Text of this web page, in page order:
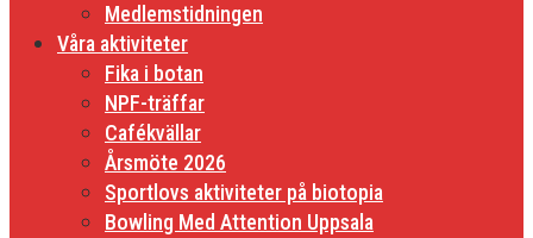
Medlemstidningen
Våra aktiviteter
Fika i botan
NPF-träffar
Cafékvällar
Årsmöte 2026
Sportlovs aktiviteter på biotopia
Bowling Med Attention Uppsala